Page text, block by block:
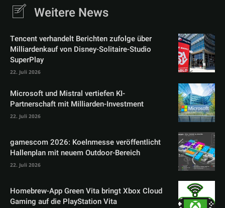
Weitere News
Tencent verhandelt Berichten zufolge über
Milliardenkauf von Disney-Solitaire-Studio
SuperPlay
22. Juli 2026
Microsoft und Mistral vertiefen KI-
Partnerschaft mit Milliarden-Investment
22. Juli 2026
gamescom 2026: Koelnmesse veröffentlicht
Hallenplan mit neuem Outdoor-Bereich
22. Juli 2026
Homebrew-App Green Vita bringt Xbox Cloud
Gaming auf die PlayStation Vita